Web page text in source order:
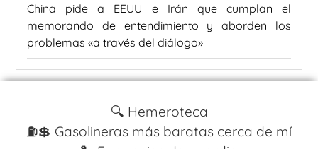
China pide a EEUU e Irán que cumplan el
memorando de entendimiento y aborden los
problemas «a través del diálogo»
🔍 Hemeroteca
⛽️💲 Gasolineras más baratas cerca de mí